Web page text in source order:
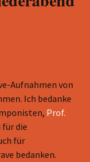
Aufnahmen von
Ich bedanke
Prof.
für die
für
bedanken.